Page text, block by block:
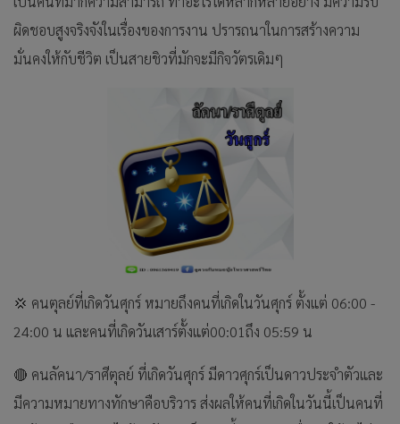
ผิดชอบสูงจริงจังในเรื่องของการงาน ปรารถนาในการสร้างความ
มั่นคงให้กับชีวิต เป็นสายชิวที่มักจะมีกิจวัตรเดิมๆ
💢 คนตุลย์ที่เกิดวันศุกร์ หมายถึงคนที่เกิดในวันศุกร์ ตั้งแต่ 06:00 -
24:00 น และคนที่เกิดวันเสาร์ตั้งแต่00:01ถึง 05:59 น
🔴 คนลัคนา/ราศีตุลย์ ที่เกิดวันศุกร์ มีดาวศุกร์เป็นดาวประจำตัวและ
มีความหมายทางทักษาคือบริวาร ส่งผลให้คนที่เกิดในวันนี้เป็นคนที่